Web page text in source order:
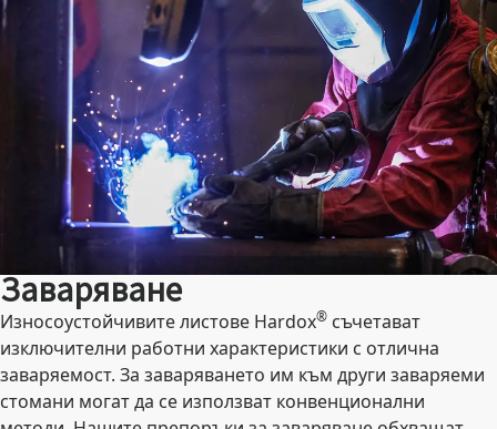
Заваряване
Износоустойчивите листове Hardox® съчетават
изключителни работни характеристики с отлична
заваряемост. За заваряването им към други заваряеми
стомани могат да се използват конвенционални